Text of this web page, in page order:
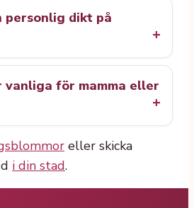
personlig dikt på
för mamma eller
eller skicka
i din stad.